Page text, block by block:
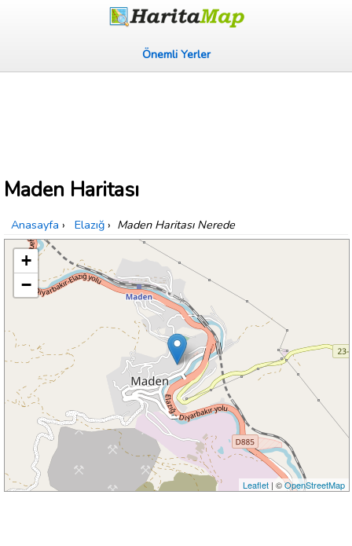
Önemli Yerler
Maden Haritası
Anasayfa › Elazığ › Maden Haritası Nerede
+
−
Leaflet | ©OpenStreetMap